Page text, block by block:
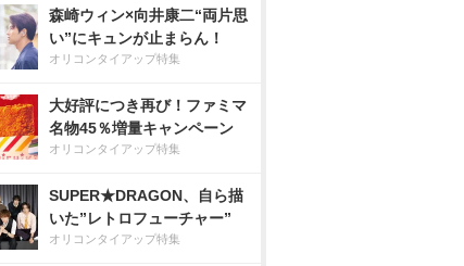
森崎ウィン×向井康二“両片思
い”にキュンが止まらん！
オリコンタイアップ特集
大好評につき再び！ファミマ
名物45％増量キャンペーン
オリコンタイアップ特集
SUPER★DRAGON、自ら描
いた”レトロフューチャー”
オリコンタイアップ特集